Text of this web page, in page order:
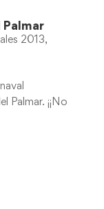
Palmar
2013,
Palmar. ¡¡No